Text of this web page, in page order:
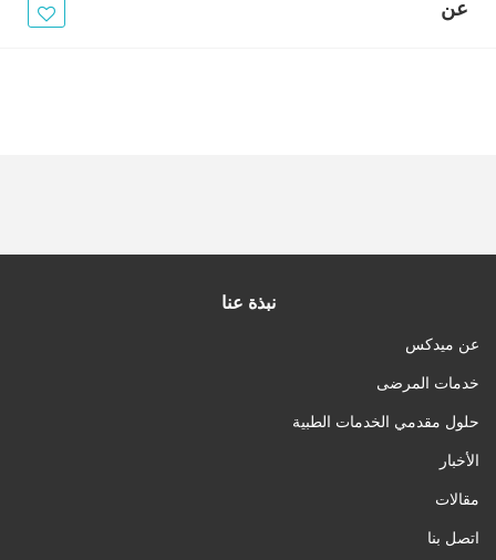
عن
نبذة عنا
عن ميدكس
خدمات المرضى
حلول مقدمي الخدمات الطبية
الأخبار
مقالات
اتصل بنا